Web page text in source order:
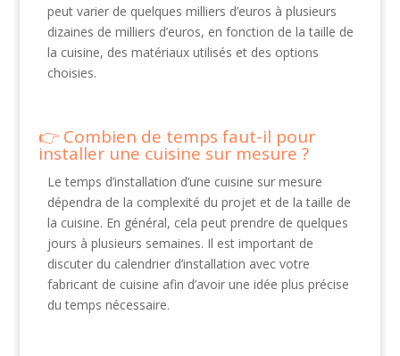
peut varier de quelques milliers d’euros à plusieurs
dizaines de milliers d’euros, en fonction de la taille de
la cuisine, des matériaux utilisés et des options
choisies.
Combien de temps faut-il pour
installer une cuisine sur mesure ?
Le temps d’installation d’une cuisine sur mesure
dépendra de la complexité du projet et de la taille de
la cuisine. En général, cela peut prendre de quelques
jours à plusieurs semaines. Il est important de
discuter du calendrier d’installation avec votre
fabricant de cuisine afin d’avoir une idée plus précise
du temps nécessaire.